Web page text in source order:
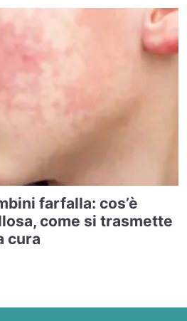
farfalla: cos’è
come si trasmette
cura